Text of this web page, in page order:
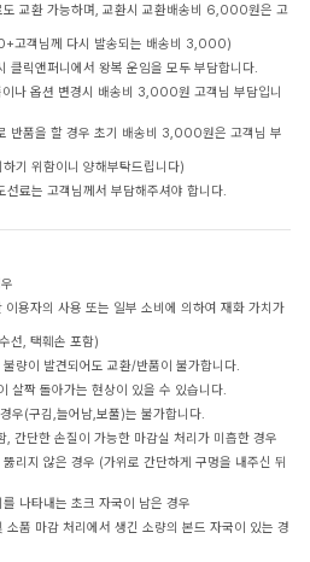
도 교환 가능하며, 교환시 교환배송비 6,000원은 고
고객님께 다시 발송되는 배송비 3,000)
클릭앤퍼니에서 왕복 운임을 모두 부담합니다.
나 옵션 변경시 배송비 3,000원 고객님 부담입니
반품을 할 경우 초기 배송비 3,000원은 고객님 부
기 위함이니 양해부탁드립니다)
료는 고객님께서 부담해주셔야 합니다.
용자의 사용 또는 일부 소비에 의하여 재화 가치가
선, 택훼손 포함)
량이 발견되어도 교환/반품이 불가합니다.
살짝 돌아가는 현상이 있을 수 있습니다.
우(구김,늘어남,보풀)는 불가합니다.
간단한 손질이 가능한 마감실 처리가 미흡한 경우
리지 않은 경우 (가위로 간단하게 구멍을 내주신 뒤
나타내는 초크 자국이 남은 경우
품 마감 처리에서 생긴 소량의 본드 자국이 있는 경